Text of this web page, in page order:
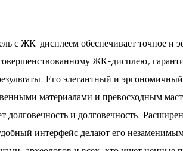
с ЖК-дисплеем обеспечивает точное и
ЖК-дисплею,
Его элегантный и
материалами и превосходным
долговечность и долговечность.
интерфейс делают его